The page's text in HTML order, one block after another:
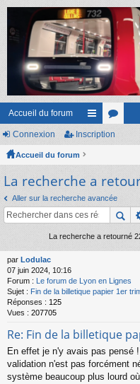
Accueil du forum
ac
ur
ci
s
or
m
s
Connexion Inscription
Accueil du forum
La recherche a
Aller sur la recherche avancée
La recherche a retourné
par Lodulac
07 juin 2024, 10:16
Forum :
Le forum de Lyon en Lignes
Sujet : Fin de la billetique papier 1er
Réponses : 125
Vues : 207705
Re: Fin de la billetique
En effet je n'y avais pas pensé
validation n'est pas forcément
système beaucoup plus lourd